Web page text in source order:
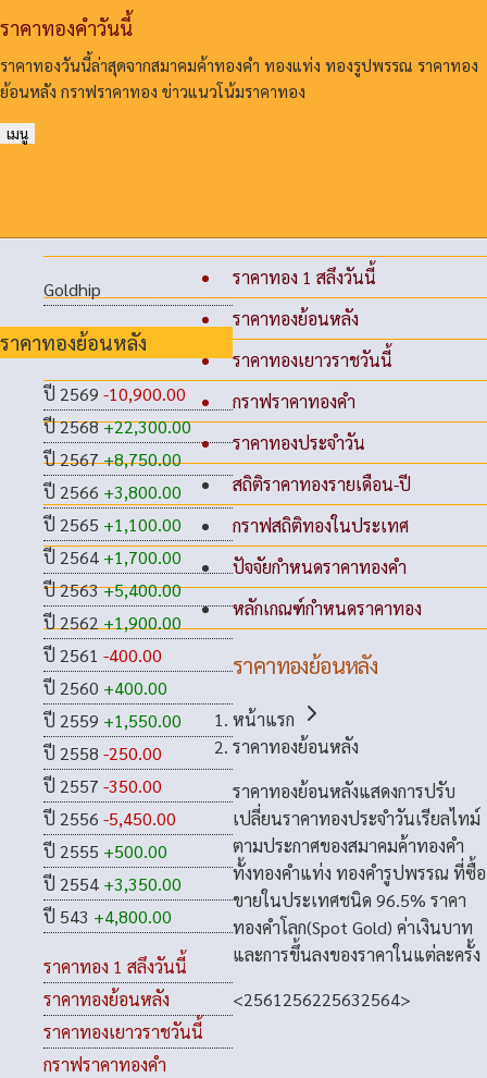
ราคาทองคําวันนี้
ราคาทองวันนี้ล่าสุดจากสมาคมค้าทองคํา ทองแท่ง ทองรูปพรรณ ราคาทอง
ย้อนหลัง กราฟราคาทอง ข่าวแนวโน้มราคาทอง
เมนู
Goldhip
ราคาทองย้อนหลัง
ปี 2569 -10,900.00
ปี 2568+22,300.00
ปี 2567+8,750.00
ปี 2566 +3,800.00
ปี 2565 +1,100.00
ปี 2564 +1,700.00
ปี 2563+5,400.00
ปี 2562+1,900.00
ปี 2561 -400.00
ปี 2560 +400.00
ปี 2559 +1,550.00
ปี 2558 -250.00
ปี 2557 -350.00
ปี 2556 -5,450.00
ปี 2555 +500.00
ปี 2554 +3,350.00
ปี 543 +4,800.00
ราคาทอง 1 สลึงวันนี้
ราคาทองย้อนหลัง
ราคาทองเยาวราชวันนี้
กราฟราคาทองคำ
ราคาทอง 1 สลึงวันนี้
ราคาทองย้อนหลัง
ราคาทองเยาวราชวันนี้
กราฟราคาทองคำ
ราคาทองประจำวัน
สถิติราคาทองรายเดือน-ปี
กราฟสถิติทองในประเทศ
ปัจจัยกำหนดราคาทองคำ
หลักเกณฑ์กำหนดราคาทอง
ราคาทองย้อนหลัง
หน้าแรก
ราคาทองย้อนหลัง
ราคาทองย้อนหลังแสดงการปรับ
เปลี่ยนราคาทองประจำวันเรียลไทม์
ตามประกาศของสมาคมค้าทองคำ
ทั้งทองคำแท่ง ทองคำรูปพรรณ ที่ซื้อ
ขายในประเทศชนิด 96.5% ราคา
ทองคำโลก(Spot Gold) ค่าเงินบาท
และการขึ้นลงของราคาในแต่ละครั้ง
<2561 256225632564>